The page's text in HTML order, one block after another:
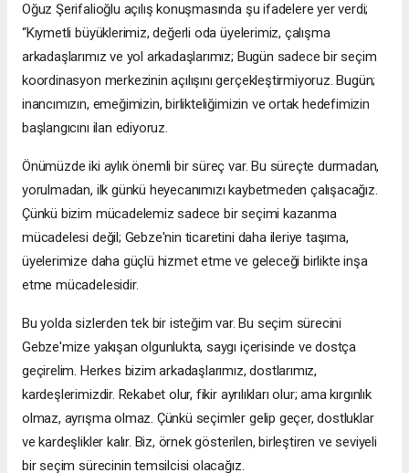
Oğuz Şerifalioğlu açılış konuşmasında şu ifadelere yer verdi;
“Kıymetli büyüklerimiz, değerli oda üyelerimiz, çalışma
arkadaşlarımız ve yol arkadaşlarımız; Bugün sadece bir seçim
koordinasyon merkezinin açılışını gerçekleştirmiyoruz. Bugün;
inancımızın, emeğimizin, birlikteliğimizin ve ortak hedefimizin
başlangıcını ilan ediyoruz.
Önümüzde iki aylık önemli bir süreç var. Bu süreçte durmadan,
yorulmadan, ilk günkü heyecanımızı kaybetmeden çalışacağız.
Çünkü bizim mücadelemiz sadece bir seçimi kazanma
mücadelesi değil; Gebze'nin ticaretini daha ileriye taşıma,
üyelerimize daha güçlü hizmet etme ve geleceği birlikte inşa
etme mücadelesidir.
Bu yolda sizlerden tek bir isteğim var. Bu seçim sürecini
Gebze'mize yakışan olgunlukta, saygı içerisinde ve dostça
geçirelim. Herkes bizim arkadaşlarımız, dostlarımız,
kardeşlerimizdir. Rekabet olur, fikir ayrılıkları olur; ama kırgınlık
olmaz, ayrışma olmaz. Çünkü seçimler gelip geçer, dostluklar
ve kardeşlikler kalır. Biz, örnek gösterilen, birleştiren ve seviyeli
bir seçim sürecinin temsilcisi olacağız.